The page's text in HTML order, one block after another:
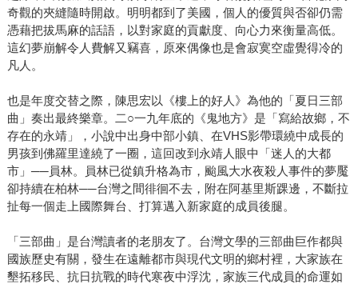
奇觀的夾縫隨時開啟。明明都到了美國，個人的優質與否卻仍需
憑藉把拔馬麻的話語，以對家庭的貢獻度、向心力來衡量高低。
這幻夢崩解令人費解又竊喜，原來偶像也是會寂寞空虛覺得冷的
凡人。
也是年度交替之際，陳思宏以《樓上的好人》為他的「夏日三部
曲」奏出最終樂章。二○一九年底的《鬼地方》是「寫給故鄉，不
存在的永靖」，小說中出身中部小鎮、在VHS影帶環繞中成長的
男孩到佛羅里達繞了一圈，這回改到永靖人眼中「迷人的大都
市」──員林。員林已從鎮升格為市，颱風大水夜殺人事件的夢魘
卻持續在柏林──台灣之間徘徊不去，附在阿基里斯踝邊，不斷拉
扯每一個走上國際舞台、打算邁入新家庭的成員後腿。
「三部曲」是台灣讀者的老朋友了。台灣文學的三部曲巨作都與
國族歷史有關，發生在遠離都市與現代文明的鄉村裡，大家族在
墾拓移民、抗日抗戰的時代寒夜中浮沈，家族三代成員的命運如